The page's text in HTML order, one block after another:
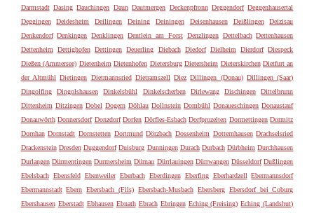
Darmstadt Dasing Dauchingen Daun Dautmergen Deckenpfronn Deggendorf Deggenhausertal
Deggingen
Deidesheim Deilingen Deining Deiningen Deisenhausen Deißlingen
Deizisau
Denkendorf Denkingen Denklingen Dentlein am Forst Denzlingen Dettelbach Dettenhausen
Dettenheim
Dettighofen Dettingen Deuerling Diebach Diedorf Dielheim Dierdorf Diespeck
Dießen (Ammersee) Dietenheim Dietenhofen Dietersburg Dietersheim Dieterskirchen Dietfurt an
der Altmühl Dietingen Dietmannsried Dietramszell Diez Dillingen (Donau) Dillingen (Saar)
Dingolfing
Dingolshausen Dinkelsbühl Dinkelscherben Dirlewang Dischingen
Dittelbrunn
Dittenheim Ditzingen Dobel Dogern Döhlau Dollnstein Dombühl Donaueschingen Donaustauf
Donauwörth Donnersdorf Donzdorf Dorfen Dörfles-Esbach Dorfprozelten Dormettingen Dormitz
Dornhan Dornstadt Dornstetten Dortmund Dörzbach Dossenheim Dotternhausen Drachselsried
Drackenstein Dresden Duggendorf Duisburg Dunningen Durach Durbach Dürbheim Durchhausen
Durlangen Dürmentingen Durmersheim Dürnau Dürrlauingen Dürrwangen Düsseldorf Dußlingen
Ebelsbach Ebensfeld Ebenweiler Eberbach Eberdingen Eberfing Eberhardzell Ebermannsdorf
Ebermannstadt Ebern Ebersbach (Fils) Ebersbach-Musbach Ebersberg Ebersdorf bei Coburg
Ebershausen Eberstadt Ebhausen Ebnath Ebrach Ebringen Eching (Freising) Eching (Landshut)